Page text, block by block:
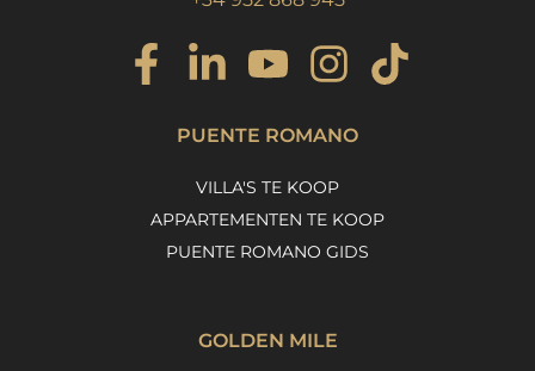
PUENTE ROMANO
VILLA'S TE KOOP
APPARTEMENTEN TE KOOP
PUENTE ROMANO GIDS
GOLDEN MILE